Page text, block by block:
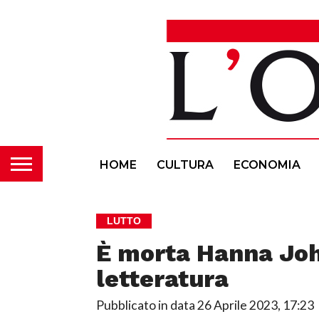
HOME CULTURA ECONOMIA
LUTTO
È morta Hanna
letteratura
Pubblicato in data26 Aprile 2023, 17:23